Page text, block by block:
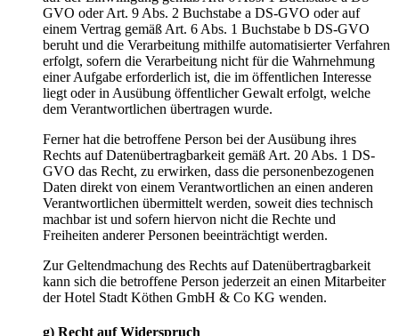
GVO oder Art. 9 Abs. 2 Buchstabe a DS-GVO oder auf
einem Vertrag gemäß Art. 6 Abs. 1 Buchstabe b DS-GVO
beruht und die Verarbeitung mithilfe automatisierter Verfahren
erfolgt, sofern die Verarbeitung nicht für die Wahrnehmung
einer Aufgabe erforderlich ist, die im öffentlichen Interesse
liegt oder in Ausübung öffentlicher Gewalt erfolgt, welche
dem Verantwortlichen übertragen wurde.
Ferner hat die betroffene Person bei der Ausübung ihres
Rechts auf Datenübertragbarkeit gemäß Art. 20 Abs. 1 DS-
GVO das Recht, zu erwirken, dass die personenbezogenen
Daten direkt von einem Verantwortlichen an einen anderen
Verantwortlichen übermittelt werden, soweit dies technisch
machbar ist und sofern hiervon nicht die Rechte und
Freiheiten anderer Personen beeinträchtigt werden.
Zur Geltendmachung des Rechts auf Datenübertragbarkeit
kann sich die betroffene Person jederzeit an einen Mitarbeiter
der Hotel Stadt Köthen GmbH & Co KG wenden.
g) Recht auf Widerspruch